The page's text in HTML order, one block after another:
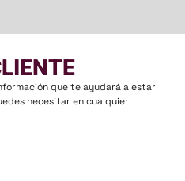
que te ayudará a estar
necesitar en cualquier